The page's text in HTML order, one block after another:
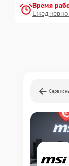
Время